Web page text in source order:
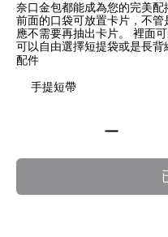
奈口金包都能成為您的完美
前面的口袋可放置卡片，不
應不需要再抽出卡片。 裡面
可以自由選擇短提袋或是長背
配件